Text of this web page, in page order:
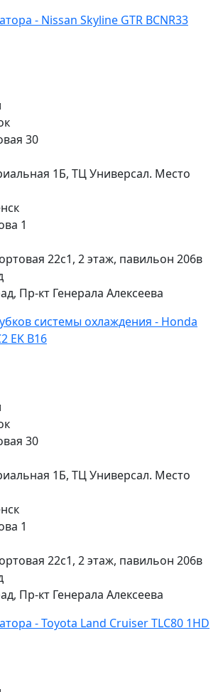
- Nissan Skyline GTR BCNR33
30
1Б, ТЦ Универсал. Место
1
22с1, 2 этаж, павильон 206в
Пр-кт Генерала Алексеева
системы охлаждения - Honda
EK B16
30
1Б, ТЦ Универсал. Место
1
22с1, 2 этаж, павильон 206в
Пр-кт Генерала Алексеева
- Toyota Land Cruiser TLC80 1HD